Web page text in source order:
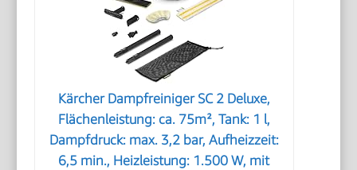
Kärcher Dampfreiniger SC 2 Deluxe,
Flächenleistung: ca. 75m², Tank: 1 l,
Dampfdruck: max. 3,2 bar, Aufheizzeit:
6,5 min., Heizleistung: 1.500 W, mit